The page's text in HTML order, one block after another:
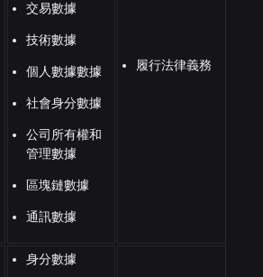
交易數據
技術數據
個人數據數據
社會身分數據
公司所有權和
管理數據
區塊鏈數據
通訊數據
履行法律義務
身分數據